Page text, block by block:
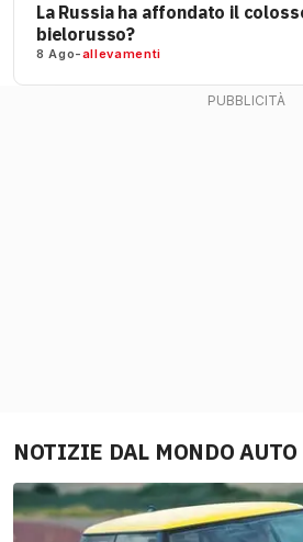
La Russia ha affondato il
bielorusso?
8 Ago-allevamenti
NOTIZIE DAL MONDO AUTO